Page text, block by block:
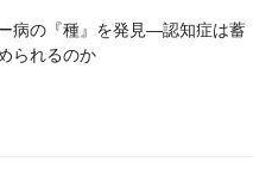
病の『種』を発見―認知症は蓄
られるのか